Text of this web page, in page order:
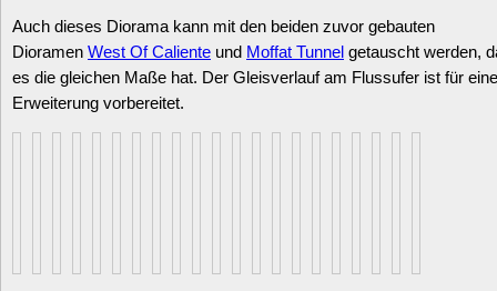
Auch dieses Diorama kann mit den beiden zuvor gebauten
Dioramen West Of Caliente und Moffat Tunnel getauscht werden,
es die gleichen Maße hat. Der Gleisverlauf am Flussufer ist für eine
Erweiterung vorbereitet.